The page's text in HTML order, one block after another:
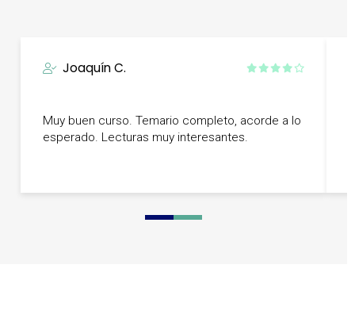
Joaquín C.
Muy buen curso. Temario completo, acorde a lo
esperado. Lecturas muy interesantes.
0 1 2 3